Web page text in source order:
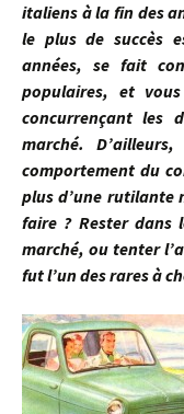
italiens à la fin des
le plus de succès
années, se fait
populaires, et
concurrençant les
marché.
comportement du
plus d’une rutilante
faire ? Rester dans
marché, ou tenter
fut l’un des rares à